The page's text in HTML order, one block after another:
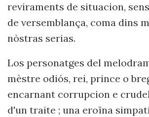
reviraments de situacion,
de versemblança, coma dins
nòstras serias.
Los personatges del
mèstre odiós, rei, prince o
encarnant corrupcion e
d'un traite ; una eroïna